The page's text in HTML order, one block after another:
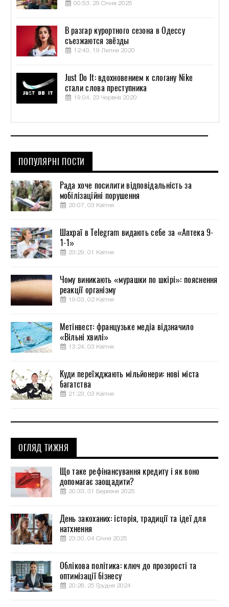
00:53, 29 Січня 2025
В разгар курортного сезона в Одессу
съезжаются звёзды
12:40, 19 Липня 2020
Just Do It: вдохновением к слогану Nike
стали слова преступника
19:04, 23 Червня 2020
ПОПУЛЯРНІ ПОСТИ
Рада хоче посилити відповідальність за
мобілізаційні порушення
20:07, 03 Квітня
Шахраї в Telegram видають себе за «Аптека 9-
1-1»
23:29, 01 Квітня
Чому виникають «мурашки по шкірі»: пояснення
реакції організму
19:03, 02 Квітня
Метінвест: французьке медіа відзначило
«Вільні хвилі»
13:24, 03 Квітня
Куди переїжджають мільйонери: нові міста
багатства
21:23, 03 Квітня
ОГЛЯД ТИЖНЯ
Що таке рефінансування кредиту і як воно
допомагає заощадити?
20:33, 31 Березня 2025
День закоханих: історія, традиції та ідеї для
натхнення
23:30, 04 Січня 2025
Облікова політика: ключ до прозорості та
оптимізації бізнесу
20:28, 25 Грудня 2024